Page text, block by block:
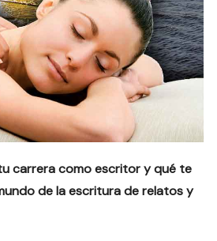
carrera como escritor y qué te
de la escritura de relatos y